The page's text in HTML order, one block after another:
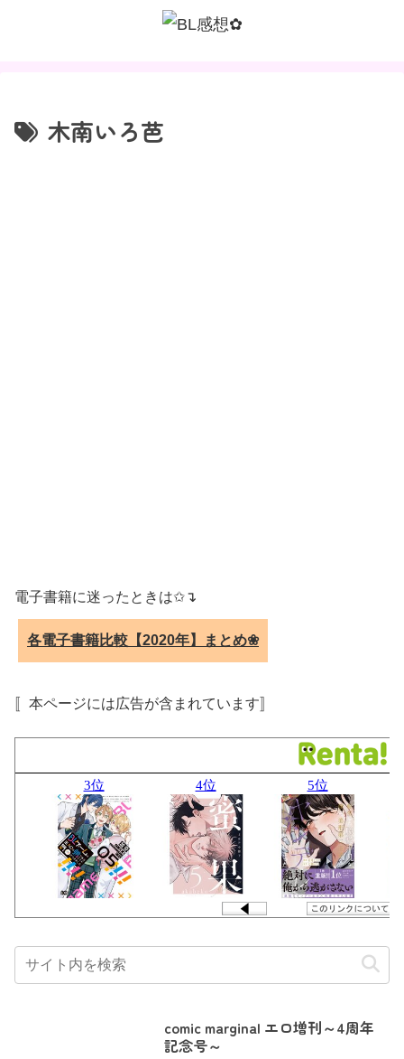
木南いろ芭
電子書籍に迷ったときは✩↴
各電子書籍比較【2020年】まとめ❀
〚本ページには広告が含まれています〛
comic marginal エロ増刊～4周年
記念号～